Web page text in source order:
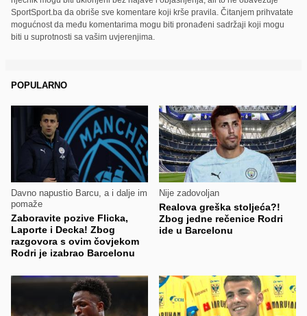
SportSport.ba da obriše sve komentare koji krše pravila. Čitanjem prihvatate
mogućnost da među komentarima mogu biti pronađeni sadržaji koji mogu
biti u suprotnosti sa vašim uvjerenjima.
POPULARNO
Davno napustio Barcu, a i dalje im
pomaže
Zaboravite pozive Flicka,
Laporte i Decka! Zbog
razgovora s ovim čovjekom
Rodri je izabrao Barcelonu
Nije zadovoljan
Realova greška stoljeća?!
Zbog jedne rečenice Rodri
ide u Barcelonu